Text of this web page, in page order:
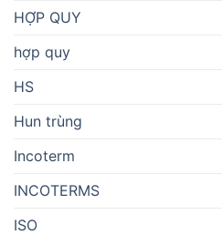
HỢP QUY
hợp quy
HS
Hun trùng
Incoterm
INCOTERMS
ISO